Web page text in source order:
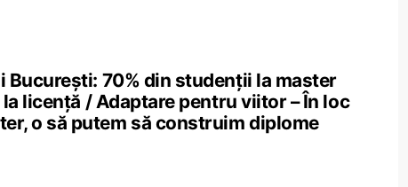
70% din studenții la master
licență / Adaptare pentru viitor – În loc
o să putem să construim diplome